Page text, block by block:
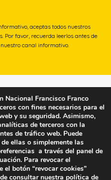
aceptas todos nuestros
Por favor, recuerda leerlos antes de
canal informativo.
Nacional Francisco Franco
con fines necesarios para el
y su seguridad. Asimismo,
de terceros con la
de tráfico web. Puede
ellas o simplemente las
a través del panel de
Para revocar el
botón “revocar cookies”
consultar nuestra política de